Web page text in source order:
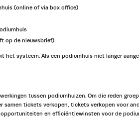
(online of via box office)
op de nieuwsbrief)
het systeem. Als een podiumhuis niet langer
tussen podiumhuizen. Om die reden
tickets verkopen, tickets verkopen voor
en efficiëntiewinsten voor de